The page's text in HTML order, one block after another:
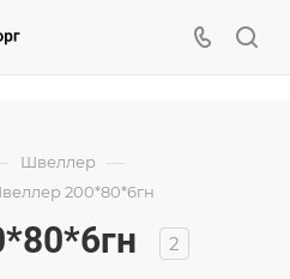
Швеллер —
200*80*6гн
2